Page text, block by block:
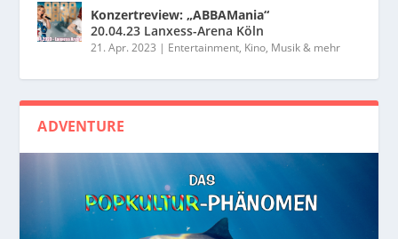
Konzertreview: „ABBAMania“
20.04.23 Lanxess-Arena Köln
21. Apr. 2023 | Entertainment, Kino, Musik & mehr
ADVENTURE